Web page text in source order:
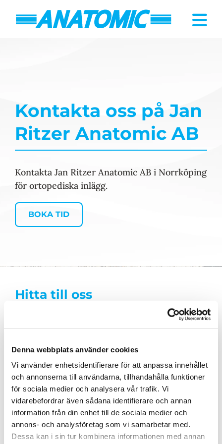
Denna webbplats använder cookies
Vi använder enhetsidentifierare för att anpassa innehållet
och annonserna till användarna, tillhandahålla funktioner
för sociala medier och analysera vår trafik. Vi
vidarebefordrar även sådana identifierare och annan
information från din enhet till de sociala medier och
annons- och analysföretag som vi samarbetar med.
Dessa kan i sin tur kombinera informationen med annan
Kontakta oss på Jan
Ritzer Anatomic AB
Kontakta Jan Ritzer Anatomic AB i Norrköping
för ortopediska inlägg.
BOKA TID
Hitta till oss
Vi finns centralt i Norrköping på Gymnastikgatan 14,
Våra kontaktuppgifter
Adress: Gymnastikgatan 14, 60239 Norrköping
Telefon:070-783 93 56
E-post:anatomicnorrkoping@outlook.com